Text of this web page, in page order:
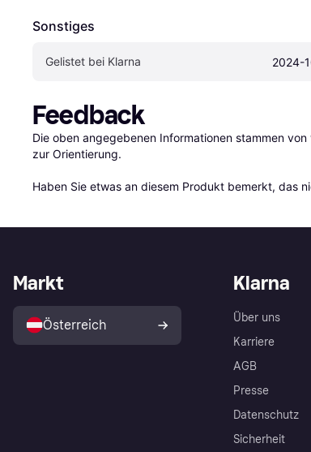
Sonstiges
Gelistet bei Klarna 2024-
Feedback
Die oben angegebenen Informationen stammen
zur Orientierung.
Haben Sie etwas an diesem Produkt bemerkt, das
Klarna
Über uns
Karriere
AGB
Presse
Datenschutz
Sicherheit
Markt
Österreich